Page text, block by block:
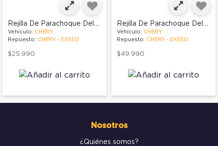
Rejilla De Parachoque Delantero
Vehículo: CHERY
Repuesto: CHERY - EXEED
$25.990
Rejilla De Parachoque Delantero
Vehículo: CHERY
Repuesto: CHERY - EXEED
$49.990
Nosotros
¿Quiénes somos?